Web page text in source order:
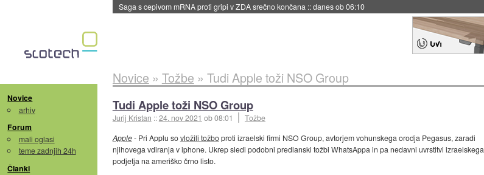
danes ob 06:09
Novice
arhiv
Forum
mali oglasi
teme zadnjih 24h
Članki
Novice » Tožbe » Tudi Apple toži NSO Group
Tudi Apple toži NSO Group
Jurij Kristan ::24. nov 2021 ob 08:01 Tožbe
Apple- Pri Applu sovložili tožboproti izraelski firmi NSO Group, avtorjem vohunskega orodja Pegasus, zaradi
njihovega vdiranja v iphone. Ukrep sledi podobni predlanski tožbi WhatsAppa in pa nedavni uvrstitvi izraelskega
podjetja na ameriško črno listo.